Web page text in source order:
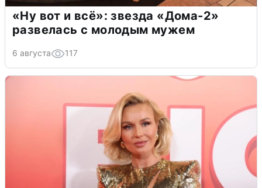
«Ну вот и всё»: звезда «Дома-2»
развелась с молодым мужем
6 августа 117